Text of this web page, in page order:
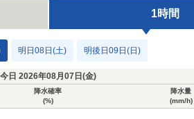
1時間
明日08日(土) 明後日09日(日)
今日 2026年08月07日(金)
降水確率
(%)
降水量
(mm/h)